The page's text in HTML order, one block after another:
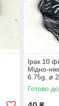
Ірак 10
Мідно-
6.75g, ø
Готово